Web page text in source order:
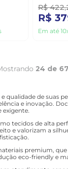
R$ 422,
R$
Em até 10
24 de 67
de suas
e inovação.
exigente.
tecidos de alta
e valorizam a
premium,
eco-friendly e